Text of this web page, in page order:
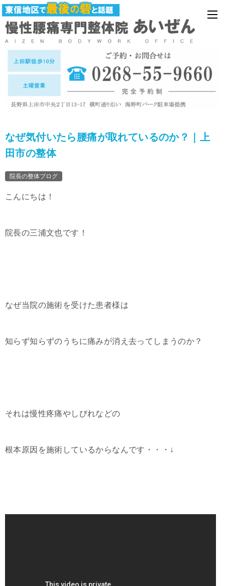
なぜ気付いたら腰痛が取れているのか？｜上
田市の整体
院長の整体ブログ
こんにちは！
院長の三浦文也です！
なぜ当院の施術を受けた患者様は
知らず知らずのうちに痛みが消え去ってしまうのか？
それは慢性疼痛やしびれなどの
根本原因を施術しているからなんです・・・↓